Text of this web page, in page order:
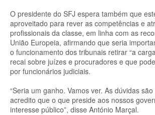
O presidente do SFJ espera também que
aproveitado para rever as competências e
profissionais da classe, em linha com as
União Europeia, afirmando que seria
o funcionamento dos tribunais retirar “a
recai sobre juízes e procuradores e que
por funcionários judiciais.
“Seria um ganho. Vamos ver. As dúvidas
acredito que o que preside aos nossos
interesse público”, disse António Marçal.